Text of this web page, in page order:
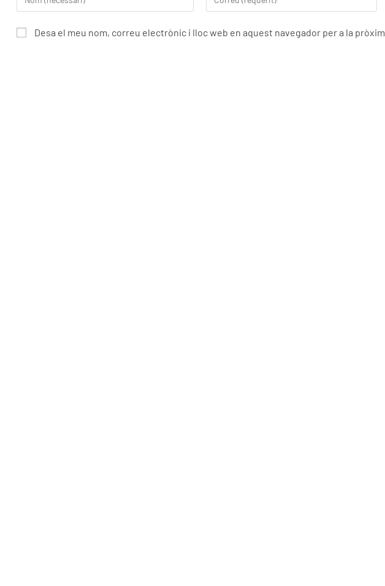
Desa el meu nom, correu electrònic i lloc web en aquest navegador per a la